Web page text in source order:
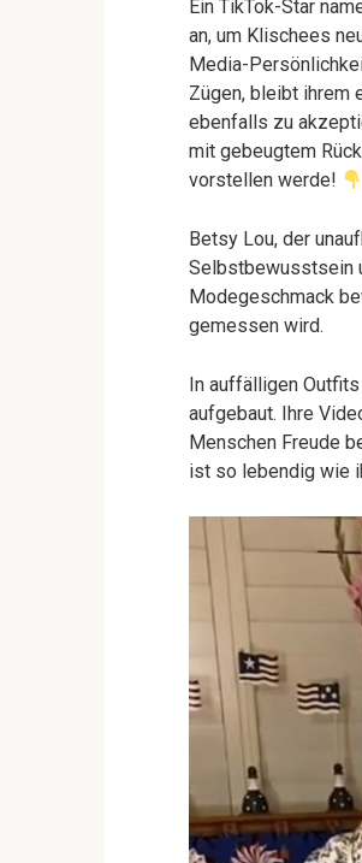
Ein TikTok-Star
an, um Klischees
Media-
Zügen, bleibt ihrem
ebenfalls zu
mit gebeugtem
vorstellen werde!
Betsy Lou, der
Selbstbewusstsein
Modegeschmack
gemessen wird.
In auffälligen
aufgebaut. Ihre
Menschen Freude
ist so lebendig wie